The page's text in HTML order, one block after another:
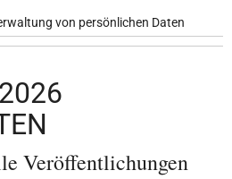
von persönlichen Daten
Veröffentlichungen